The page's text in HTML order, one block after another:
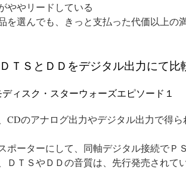
ややリードしている
を選んでも、きっと支払った代価以上の
ＴＳとＤＤをデジタル出力にて比
ィスク・スターウォーズエピソード１
CDのアナログ出力やデジタル出力で得
ポーターにして、同軸デジタル接続でＰ
ＤＴＳやＤＤの音質は、先行発売されて